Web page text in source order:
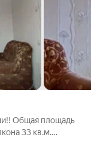
Общая площадь
33 кв.м.